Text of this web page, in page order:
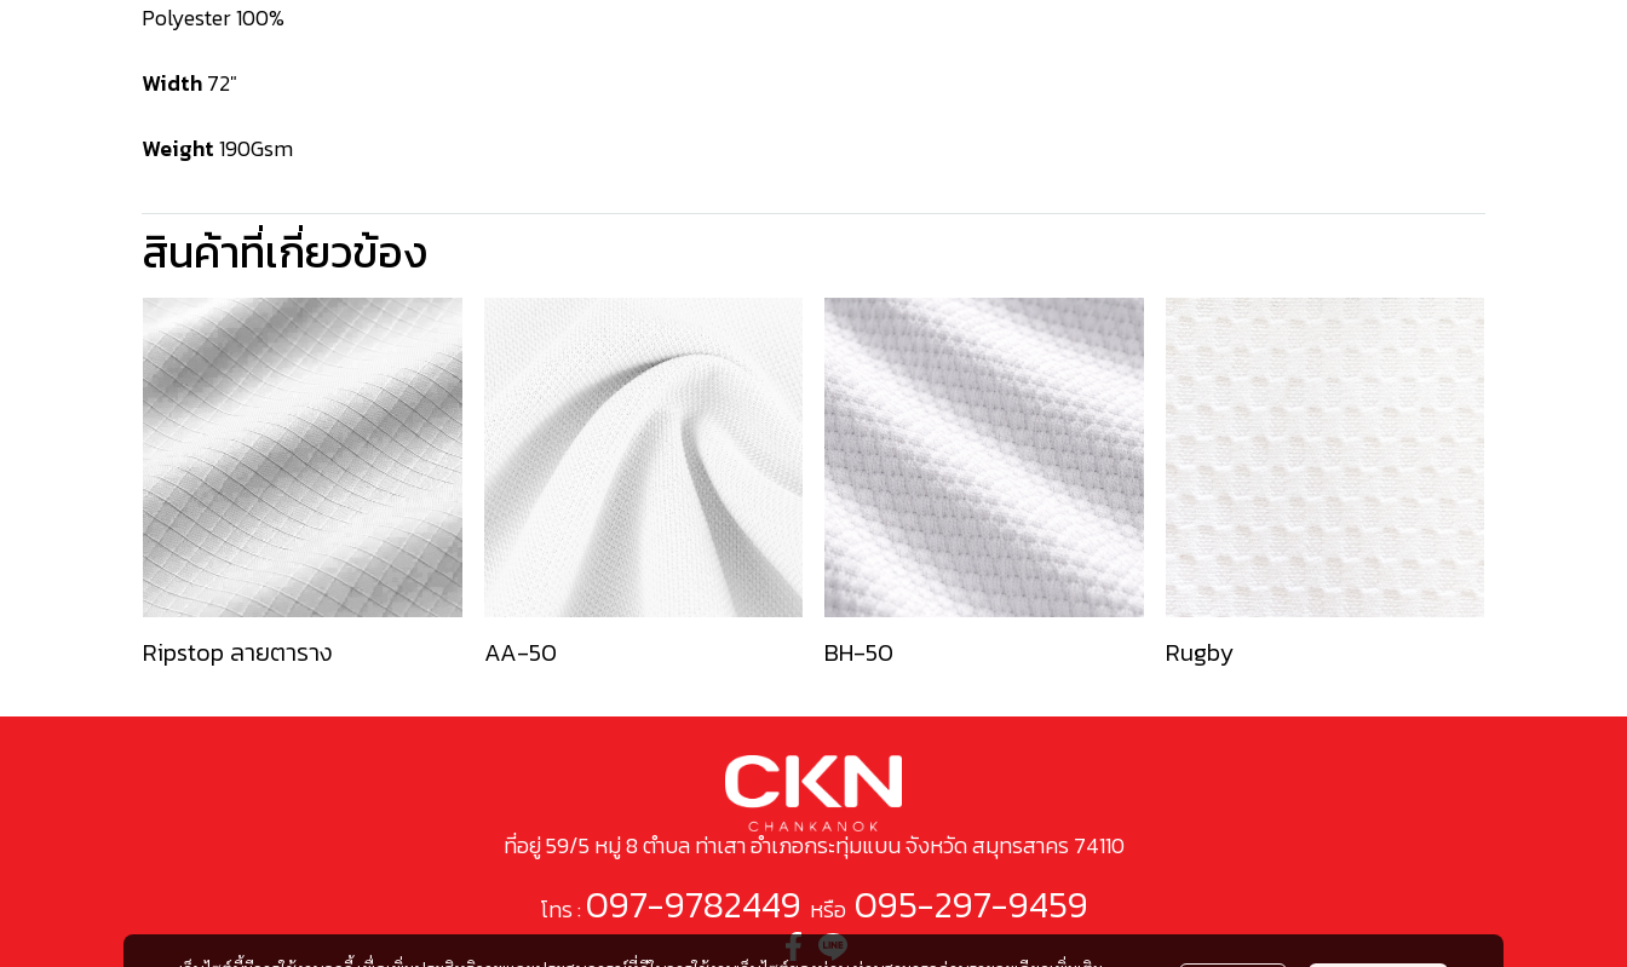
Polyester 100%
Width72"
Weight190Gsm
สินค้าที่เกี่ยวข้อง
Ripstop ลายตาราง AA-50 BH-50 Rugby
ที่อยู่ 59/5 หมู่ 8 ตำบล ท่าเสา อำเภอกระทุ่มแบน จังหวัด สมุทรสาคร 74110
โทร :097-9782449 หรือ095-297-9459